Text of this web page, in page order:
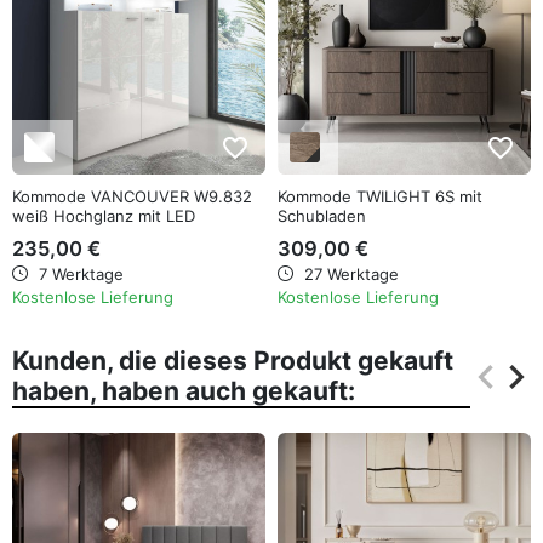
stilvolle Atmosphäre schaffen.
Gesamtbreite: 79 cm
Gesamthöhe: 82cm
Gesamttiefe: 39 cm
Farbe:Farbkombination findest du oben
Ausführung:
ästhetisches und dauerhaftes Finish
goldfarbene Metallgriffe– elegantes Detail und
komfortable Bedienung
korpus aus16 mm starker laminierter Platte–
kratzfeste und robuste Oberfläche
beine in Form eines holzrahmens
– stabile Basis
mit leichtem, modernem Charakter
fronten aus16 mm gefräster MDF-Platte–
favorite_border
Kommode VANCOUVER W9.832
weiß Hochglanz mit LED
235,00 €
7 Werktage
Kostenlose Lieferung
favorite_border
Kommode TWILIGHT 6S mit
Schubladen
309,00 €
27 Werktage
Kostenlose Lieferung
Kunden, die dieses Produkt gekauft
haben, haben auch gekauft:
keyboard_arrow_left
keyboard_arrow_right